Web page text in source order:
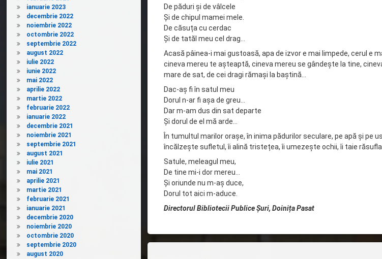
De păduri și de vâlcele
Și de chipul mamei mele.
De căsuța cu cerdac
Și de tatăl meu cel drag…
Acasă pâinea-i mai gustoasă, apa de izvor e mai limpede, cerul e
cineva mereu te așteaptă, cineva mereu se gândește la tine,
mare de sat, de cei dragi rămași la baștină…
Dac-aș fi în satul meu
Dorul n-ar fi așa de greu…
Dar m-am dus din sat departe
Și dorul de el mă arde…
În tumultul marilor orașe, în inima pădurilor seculare, pe apă și
încălzește sufletul, îi alină tristețea, îi umezește ochii, îi taie
Satule, meleagul meu,
De tine mi-i dor mereu…
Și oriunde nu m-aș duce,
Dorul tot aici m-aduce.
Directorul Bibliotecii Publice Șuri, Doinița Pasat
ianuarie 2023
decembrie 2022
noiembrie 2022
octombrie 2022
septembrie 2022
august 2022
iulie 2022
iunie 2022
mai 2022
aprilie 2022
martie 2022
februarie 2022
ianuarie 2022
decembrie 2021
noiembrie 2021
septembrie 2021
august 2021
iulie 2021
mai 2021
aprilie 2021
martie 2021
februarie 2021
ianuarie 2021
decembrie 2020
noiembrie 2020
octombrie 2020
septembrie 2020
august 2020